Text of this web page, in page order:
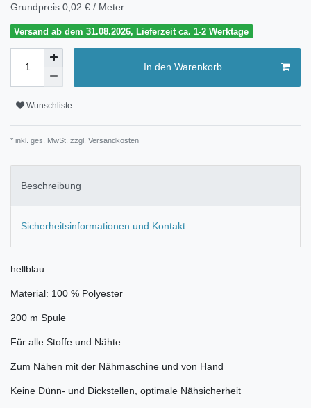
Grundpreis 0,02 € / Meter
Versand ab dem 31.08.2026, Lieferzeit ca. 1-2 Werktage
In den Warenkorb
Wunschliste
* inkl. ges. MwSt. zzgl. Versandkosten
Beschreibung
Sicherheitsinformationen und Kontakt
hellblau
Material: 100 % Polyester
200 m Spule
Für alle Stoffe und Nähte
Zum Nähen mit der Nähmaschine und von Hand
Keine Dünn- und Dickstellen, optimale Nähsicherheit